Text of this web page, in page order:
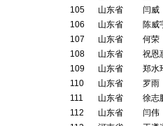
105
山东省 闫威
106
山东省 陈威
107
山东省 何荣
108
山东省 祝恩
109
山东省 郑水
110
山东省 罗雨
111
山东省 徐志
112
山东省 闫伟